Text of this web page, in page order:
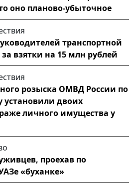
оно планово-убыточное
транспортной
взятки на 15 млн рублей
розыска ОМВД России по
установили двоих
личного имущества у
проехав по
«буханке»